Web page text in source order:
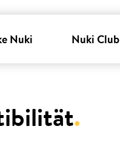
Nuki Nuki Club
.